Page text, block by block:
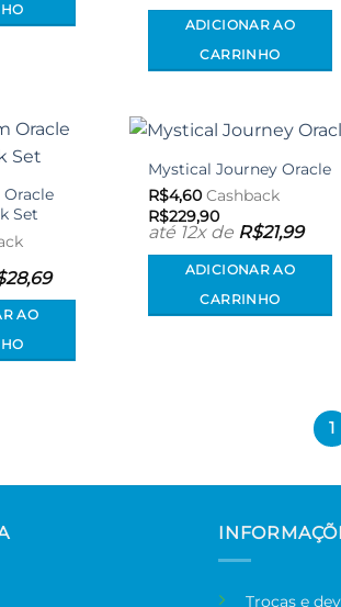
ADICIONAR AO
CARRINHO
aos meus
desejos
Set
28,69
AO
Adicionar
Mystical Journey Oracle
R$4,60Cashback
R$229,90
até 12x de R$21,99
ADICIONAR AO
CARRINHO
1
Trocas e